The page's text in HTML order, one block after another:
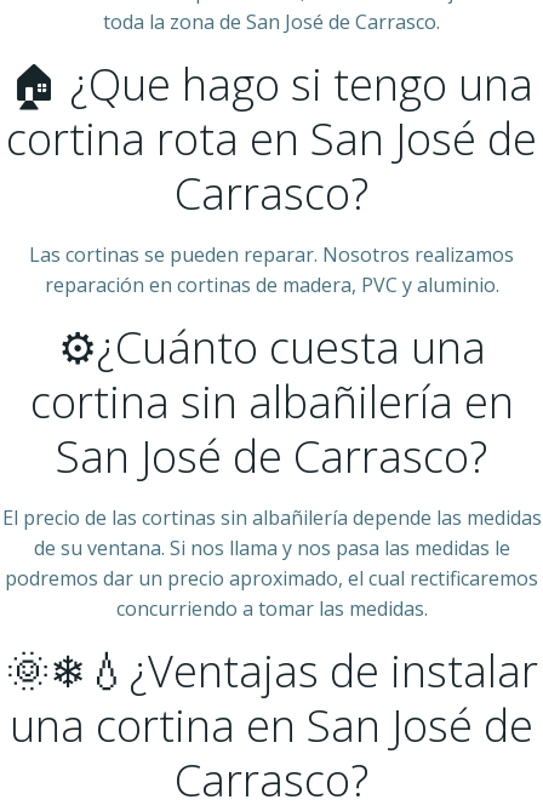
toda la zona de San José de Carrasco.
🏠 ¿Que hago si tengo una
cortina rota en San José de
Carrasco?
Las cortinas se pueden reparar. Nosotros realizamos
reparación en cortinas de madera, PVC y aluminio.
⚙¿Cuánto cuesta una
cortina sin albañilería en
San José de Carrasco?
El precio de las cortinas sin albañilería depende las medidas
de su ventana. Si nos llama y nos pasa las medidas le
podremos dar un precio aproximado, el cual rectificaremos
concurriendo a tomar las medidas.
🌞❄💧¿Ventajas de instalar
una cortina en San José de
Carrasco?